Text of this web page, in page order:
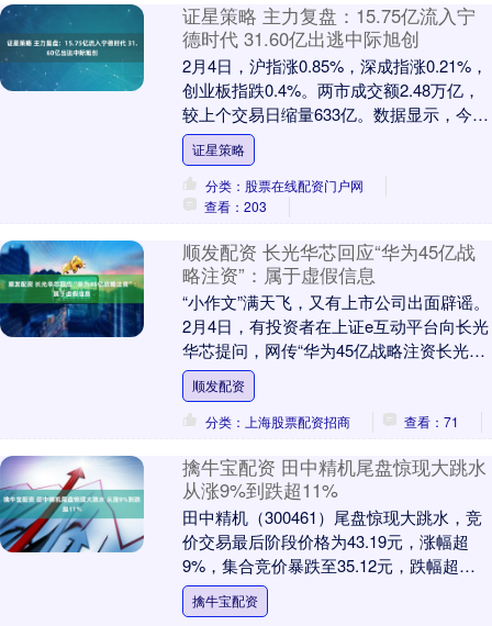
证星策略 主力复盘：15.75亿流入宁
德时代 31.60亿出逃中际旭创
2月4日，沪指涨0.85%，深成指涨0.21%，
创业板指跌0.4%。两市成交额2.48万亿，
较上个交易日缩量633亿。数据显示，今日
大盘主力资金净流出645.0....
证星策略
分类：股票在线配资门户网
查看：203
顺发配资 长光华芯回应“华为45亿战
略注资”：属于虚假信息
“小作文”满天飞，又有上市公司出面辟谣。
2月4日，有投资者在上证e互动平台向长光
华芯提问，网传“华为45亿战略注资长光华
芯”的消息是否属实？ 对此，长光华芯方....
顺发配资
分类：上海股票配资招商
查看：71
擒牛宝配资 田中精机尾盘惊现大跳水
从涨9%到跌超11%
田中精机（300461）尾盘惊现大跳水，竞
价交易最后阶段价格为43.19元，涨幅超
9%，集合竞价暴跌至35.12元，跌幅超
11%。也就是说，从竞价交易到集合竞
价....
擒牛宝配资